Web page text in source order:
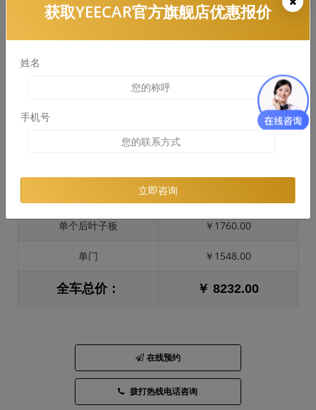
引擎盖 ￥2209.00
左右两侧前叶子板 ￥1174.00
单个后叶子板 ￥1760.00
单门 ￥1548.00
全车总价： ￥ 8232.00
在线预约
拨打热线电话咨询
获取YEECAR官方旗舰店优惠报价
姓名
手机号
立即咨询